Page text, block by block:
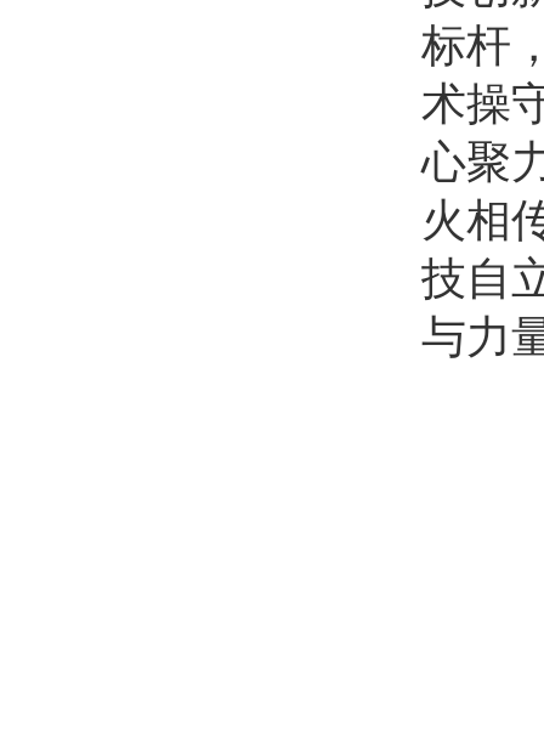
标杆
术操
心聚
火相
技自
与力